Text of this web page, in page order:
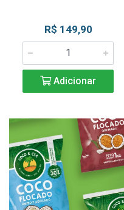
R$ 149,90
Adicionar